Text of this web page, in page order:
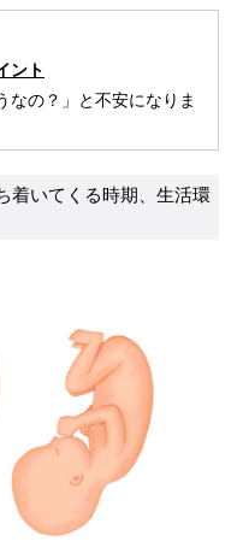
ント
なの？」と不安になりま
着いてくる時期、生活環